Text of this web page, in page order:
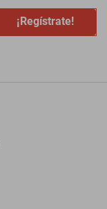
¡Regístrate!